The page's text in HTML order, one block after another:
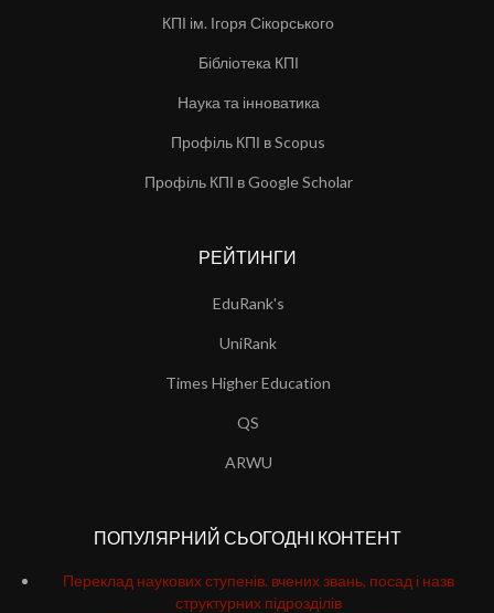
КПІ ім. Ігоря Сікорського
Бібліотека КПІ
Наука та інноватика
Профіль КПІ в Scopus
Профіль КПІ в Google Scholar
РЕЙТИНГИ
EduRank's
UniRank
Times Higher Education
QS
ARWU
ПОПУЛЯРНИЙ СЬОГОДНІ КОНТЕНТ
Переклад наукових ступенів. вчених звань, посад і назв
структурних підрозділів